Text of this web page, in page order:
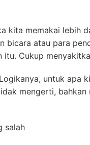
kita memakai lebih
bicara atau para
itu. Cukup
untuk apa
mengerti, bahkan
salah